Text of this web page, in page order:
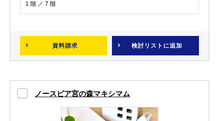
1 階 ／ 7 階
資料請求 検討リスト に追加
ノースピア宮の森マキシマム